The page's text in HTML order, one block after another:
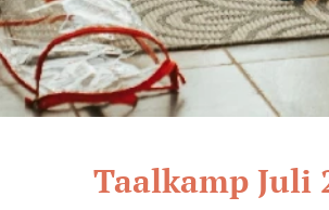
Taalkamp Juli